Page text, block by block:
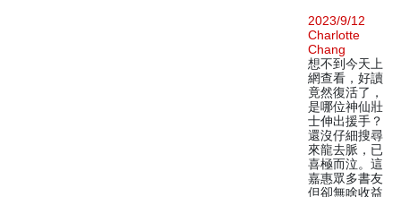
2023/9/12
Charlotte
Chang
想不到今天上
網查看，好讀
竟然復活了，
是哪位神仙壯
士伸出援手？
還沒仔細搜尋
來龍去脈，已
喜極而泣。這
嘉惠眾多書友
但卻無啥收益